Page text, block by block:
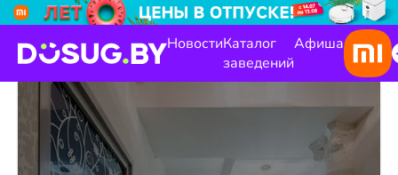
НовостиКаталог
заведений
Афиша